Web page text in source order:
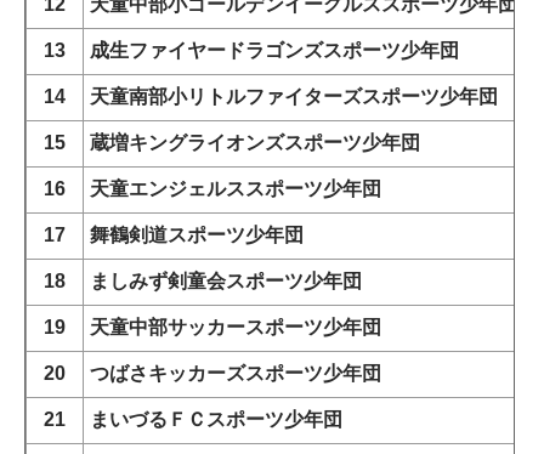
12 天童中部小ゴールデンイーグルススポーツ少年団
13 成生ファイヤードラゴンズスポーツ少年団
14 天童南部小リトルファイターズスポーツ少年団
15 蔵増キングライオンズスポーツ少年団
16 天童エンジェルススポーツ少年団
17 舞鶴剣道スポーツ少年団
18 ましみず剣童会スポーツ少年団
19 天童中部サッカースポーツ少年団
20 つばさキッカーズスポーツ少年団
21 まいづるＦＣスポーツ少年団